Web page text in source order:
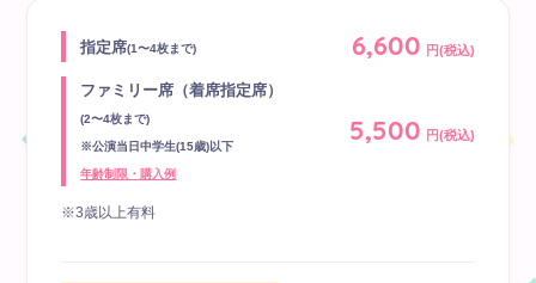
指定席(1〜4枚まで) 6,600 円(税込)
ファミリー席（着席指定席）
(2〜4枚まで)
※公演当日中学生(15歳)以下
年齢制限・購入例
5,500 円(税込)
※3歳以上有料